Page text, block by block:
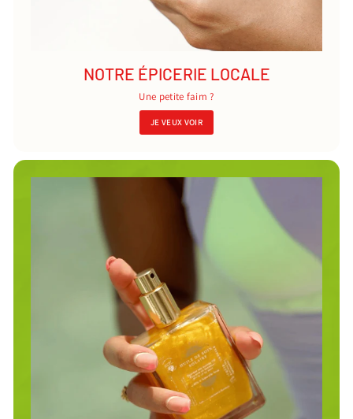
NOTRE ÉPICERIE LOCALE
Une petite faim ?
JE VEUX VOIR